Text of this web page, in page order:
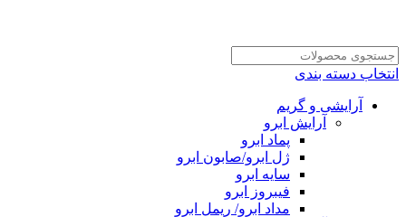
انتخاب دسته بندی
آرایشی و گریم
آرایش ابرو
پماد ابرو
ژل ابرو/صابون ابرو
سایه ابرو
فیبروز ابرو
مداد ابرو/ ریمل ابرو